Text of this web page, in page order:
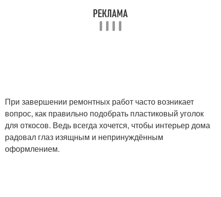
При завершении ремонтных работ часто возникает
вопрос, как правильно подобрать пластиковый уголок
для откосов. Ведь всегда хочется, чтобы интерьер дома
радовал глаз изящным и непринуждённым
оформлением.